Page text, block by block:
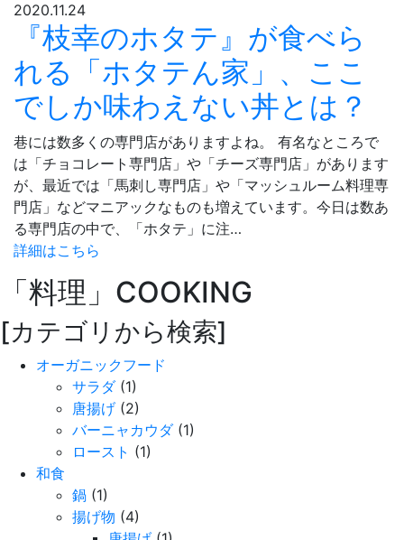
2020.11.24
『枝幸のホタテ』が食べら
れる「ホタテん家」、ここ
でしか味わえない丼とは？
巷には数多くの専門店がありますよね。 有名なところで
は「チョコレート専門店」や「チーズ専門店」があります
が、最近では「馬刺し専門店」や「マッシュルーム料理専
門店」などマニアックなものも増えています。今日は数あ
る専門店の中で、「ホタテ」に注…
詳細はこちら
「料理」 COOKING
[カテゴリから検索]
オーガニックフード
サラダ(1)
唐揚げ (2)
バーニャカウダ(1)
ロースト (1)
和食
鍋 (1)
揚げ物 (4)